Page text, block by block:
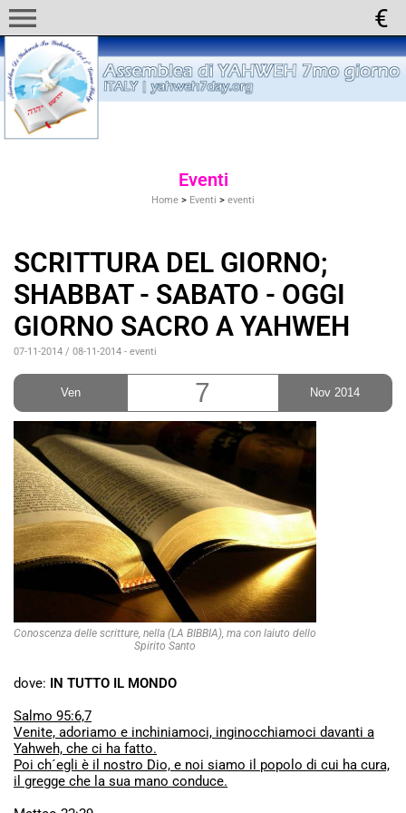
menu
Eventi
Home > Eventi > eventi
SCRITTURA DEL GIORNO;
SHABBAT - SABATO - OGGI
GIORNO SACRO A YAHWEH
07-11-2014 / 08-11-2014 - eventi
Ven 7 Nov 2014
Conoscenza delle scritture, nella (LA BIBBIA), ma con laiuto dello
Spirito Santo
dove: IN TUTTO IL MONDO
Salmo 95:6,7
Venite, adoriamo e inchiniamoci, inginocchiamoci davanti a
Yahweh, che ci ha fatto.
Poi ch´egli è il nostro Dio, e noi siamo il popolo di cui ha cura,
il gregge che la sua mano conduce.